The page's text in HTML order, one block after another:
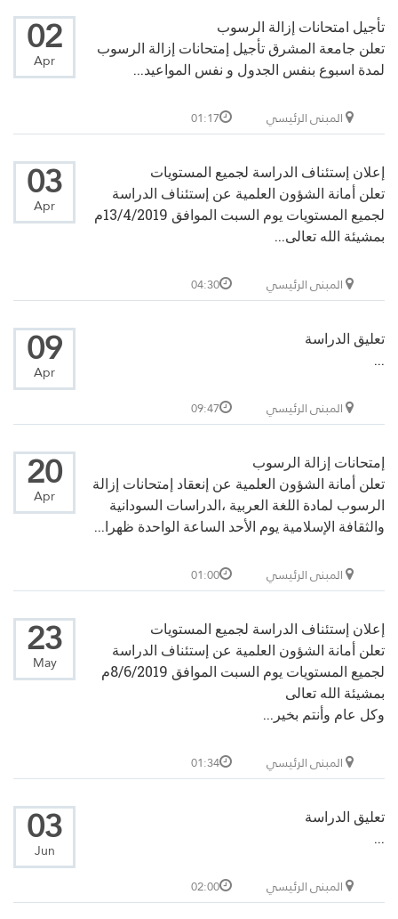
02
Apr
تأجيل امتحانات إزالة الرسوب
تعلن جامعة المشرق تأجيل إمتحانات إزالة الرسوب
لمدة اسبوع بنفس الجدول و نفس المواعيد...
المبنى الرئيسي 01:17
03
Apr
إعلان إستئناف الدراسة لجميع المستويات
تعلن أمانة الشؤون العلمية عن إستئناف الدراسة
لجميع المستويات يوم السبت الموافق 13/4/2019م
بمشيئة الله تعالى...
المبنى الرئيسي 04:30
09
Apr
تعليق الدراسة
...
المبنى الرئيسي 09:47
20
Apr
إمتحانات إزالة الرسوب
تعلن أمانة الشؤون العلمية عن إنعقاد إمتحانات إزالة
الرسوب لمادة اللغة العربية ،الدراسات السودانية
والثقافة الإسلامية يوم الأحد الساعة الواحدة ظهرا...
المبنى الرئيسي 01:00
23
May
إعلان إستئناف الدراسة لجميع المستويات
تعلن أمانة الشؤون العلمية عن إستئناف الدراسة
لجميع المستويات يوم السبت الموافق 8/6/2019م
بمشيئة الله تعالى
وكل عام وأنتم بخير...
المبنى الرئيسي 01:34
03
Jun
تعليق الدراسة
...
المبنى الرئيسي 02:00